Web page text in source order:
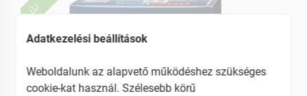
ÚJ
Adatkezelési beállítások
Weboldalunk az alapvető működéshez szükséges
cookie-kat használ. Szélesebb körű